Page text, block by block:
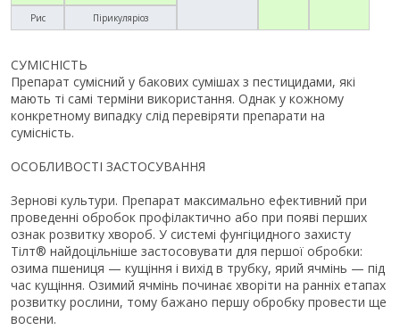
Рис
Пірикуляріоз
СУМІСНІСТЬ
Препарат сумісний у бакових сумішах з пестицидами, які
мають ті самі терміни використання. Однак у кожному
конкретному випадку слід перевіряти препарати на
сумісність.
ОСОБЛИВОСТІ ЗАСТОСУВАННЯ
Зернові культури. Препарат максимально ефективний при
проведенні обробок профілактично або при появі перших
ознак розвитку хвороб. У системі фунгіцидного захисту
Тілт® найдоцільніше застосовувати для першої обробки:
озима пшениця — кущіння і вихід в трубку, ярий ячмінь — під
час кущіння. Озимий ячмінь починає хворіти на ранніх етапах
розвитку рослини, тому бажано першу обробку провести ще
восени.